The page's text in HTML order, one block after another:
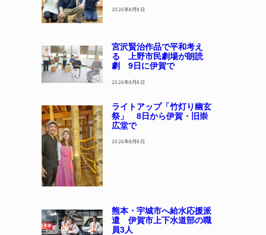
2026年8月8日
宮沢賢治作品で平和考え
る 上野市民劇場が朗読
劇 9日に伊賀で
2026年8月8日
ライトアップ「竹灯り幽玄
祭」 8日から伊賀・旧崇
広堂で
2026年8月8日
熊本・宇城市へ給水応援派
遣 伊賀市上下水道部の職
員3人